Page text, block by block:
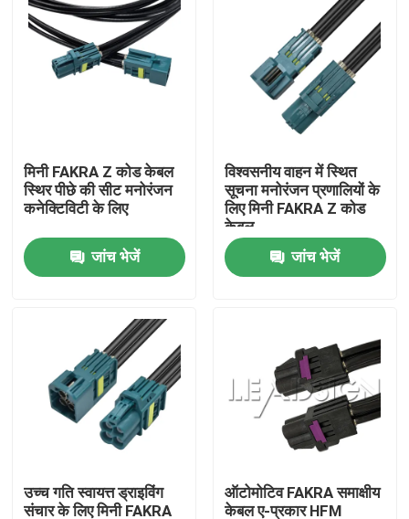
उत्पादों
हमारे बारे में
कारखाना भ्रमण
गुणवत्ता नियंत्रण
एक उद्धरण की विनती करे
फकरा एचएसडी कनेक्टर
फकरा पीसीबी कनेक्टर
मिनी FAKRA Z कोड केबल
स्थिर पीछे की सीट मनोरंजन
कनेक्टिविटी के लिए
जांच भेजें
विश्वसनीय वाहन में स्थित
सूचना मनोरंजन प्रणालियों के
लिए मिनी FAKRA Z कोड
केबल
जांच भेजें
उच्च गति स्वायत्त ड्राइविंग
संचार के लिए मिनी FAKRA
ऑटोमोटिव FAKRA समाक्षीय
केबल ए-प्रकार HFM